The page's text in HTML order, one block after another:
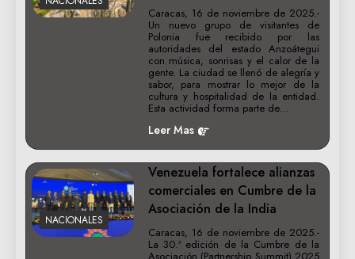
Caracas, 16 de noviembre de 2025.-
Un nuevo grupo de visitantes de
Polonia fue recibido por las
autoridades del estado Anzoátegui
con música, sonrisas y el calor de la
gente. La ciudad se llenó de alegría y
sabor, para mostrar lo mejor de la
cultura y hospitalidad de la entidad.
Esta actividad forma parte de…
Leer Mas
NACIONALES
Venezuela fortalece alianzas
comerciales en Cumbre de la
Asociación de la India
Caracas, 16 de noviembre de 2025.-
La 30.ª edición de la Cumbre de la